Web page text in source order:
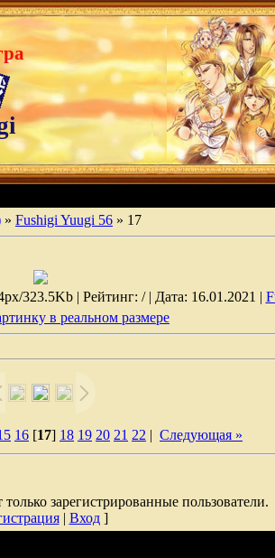
» Fushigi Yuugi 56 » 17
323.5Kb | Рейтинг: / | Дата: 16.01.2021 |
в реальном размере
16 [17] 18 19 20 21 22 | Следующая »
зарегистрированные пользователи.
| Вход]